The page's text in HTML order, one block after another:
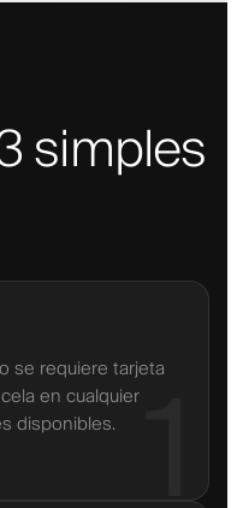
simples
se requiere tarjeta
en cualquier
disponibles.